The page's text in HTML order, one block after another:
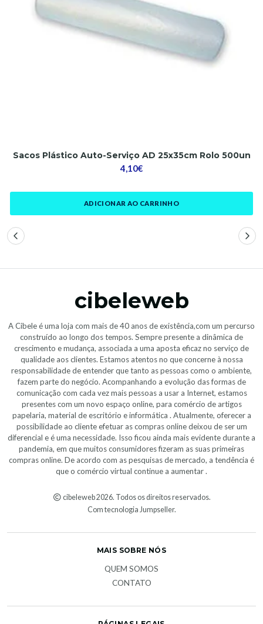
Sacos Plástico Auto-Serviço AD 25x35cm Rolo 500un
4,10€
ADICIONAR AO CARRINHO
cibeleweb
A Cibele é uma loja com mais de 40 anos de existência,com um percurso
construído ao longo dos tempos. Sempre presente a dinâmica de
crescimento e mudança, associada a uma aposta eficaz no serviço de
qualidade aos clientes. Estamos atentos no que concerne à nossa
responsabilidade de entender que tanto as pessoas como o ambiente,
fazem parte do negócio. Acompanhando a evolução das formas de
comunicação com cada vez mais pessoas a usar a Internet, estamos
presentes com um novo espaço online, para comércio de artigos
papelaria, material de escritório e informática . Atualmente, oferecer a
possibilidade ao cliente efetuar as compras online deixou de ser um
diferencial e é uma necessidade. Isso ficou ainda mais evidente durante a
pandemia, em que muitos consumidores fizeram as suas primeiras
compras online. De acordo com as pesquisas de mercado, a tendência é
que o comércio virtual continue a aumentar .
cibeleweb 2026. Todos os direitos reservados.
Com tecnologia Jumpseller.
MAIS SOBRE NÓS
QUEM SOMOS
CONTATO